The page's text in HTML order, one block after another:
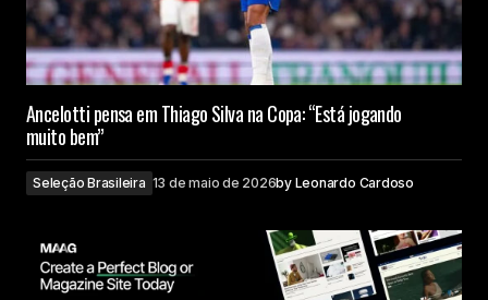
Ancelotti pensa em Thiago Silva na Copa: “Está jogando
muito bem”
Seleção Brasileira 13 de maio de 2026by Leonardo Cardoso